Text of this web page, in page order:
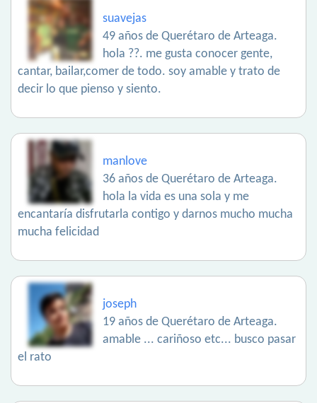
suavejas
49 años de Querétaro de Arteaga.
hola ??. me gusta conocer gente,
cantar, bailar,comer de todo. soy amable y trato de
decir lo que pienso y siento.
manlove
36 años de Querétaro de Arteaga.
hola la vida es una sola y me
encantaría disfrutarla contigo y darnos mucho mucha
mucha felicidad
joseph
19 años de Querétaro de Arteaga.
amable ... cariñoso etc... busco pasar
el rato